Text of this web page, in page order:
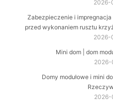
Zabezpieczenie i impregnacja
przed wykonaniem rusztu
2026-
Mini dom | dom
2026-
Domy modułowe i mini
2026-